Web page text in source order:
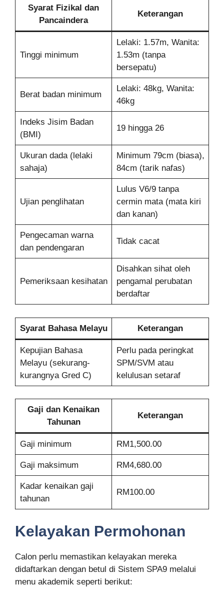
Syarat Fizikal dan
Pancaindera
Keterangan
Tinggi minimum
Lelaki: 1.57m, Wanita:
1.53m (tanpa
bersepatu)
Berat badan minimum
Lelaki: 48kg, Wanita:
46kg
Indeks Jisim Badan
(BMI)
19 hingga 26
Ukuran dada (lelaki
sahaja)
Minimum 79cm (biasa),
84cm (tarik nafas)
Ujian penglihatan
Lulus V6/9 tanpa
cermin mata (mata kiri
dan kanan)
Pengecaman warna
dan pendengaran
Tidak cacat
Pemeriksaan kesihatan
Disahkan sihat oleh
pengamal perubatan
berdaftar
Syarat Bahasa Melayu Keterangan
Kepujian Bahasa
Melayu (sekurang-
kurangnya Gred C)
Perlu pada peringkat
SPM/SVM atau
kelulusan setaraf
Gaji dan Kenaikan
Tahunan
Keterangan
Gaji minimum RM1,500.00
Gaji maksimum RM4,680.00
Kadar kenaikan gaji
tahunan
RM100.00
Kelayakan Permohonan
Calon perlu memastikan kelayakan mereka
didaftarkan dengan betul di Sistem SPA9 melalui
menu akademik seperti berikut: